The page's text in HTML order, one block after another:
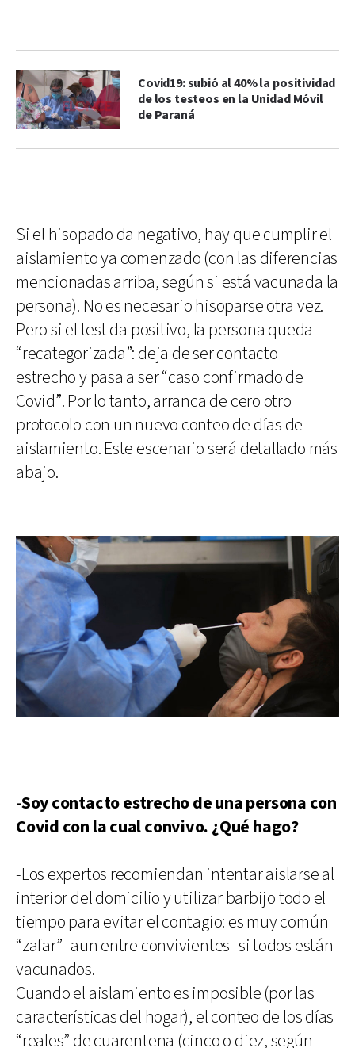
Covid19: subió al 40% la positividad
de los testeos en la Unidad Móvil
de Paraná
Si el hisopado da negativo, hay que cumplir el
aislamiento ya comenzado (con las diferencias
mencionadas arriba, según si está vacunada la
persona). No es necesario hisoparse otra vez.
Pero si el test da positivo, la persona queda
“recategorizada”: deja de ser contacto
estrecho y pasa a ser “caso confirmado de
Covid”. Por lo tanto, arranca de cero otro
protocolo con un nuevo conteo de días de
aislamiento. Este escenario será detallado más
abajo.
-Soy contacto estrecho de una persona con
Covid con la cual convivo. ¿Qué hago?
-Los expertos recomiendan intentar aislarse al
interior del domicilio y utilizar barbijo todo el
tiempo para evitar el contagio: es muy común
“zafar” -aun entre convivientes- si todos están
vacunados.
Cuando el aislamiento es imposible (por las
características del hogar), el conteo de los días
“reales” de cuarentena (cinco o diez, según